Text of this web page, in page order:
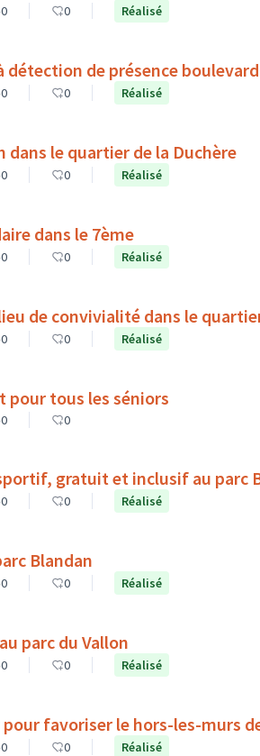
0 0 Réalisé
détection de présence
0 0 Réalisé
dans le quartier de la Duchère
0 0 Réalisé
dans le 7ème
0 0 Réalisé
de convivialité dans le
0 0 Réalisé
pour tous les séniors
0 0
gratuit et inclusif au parc
0 0 Réalisé
Blandan
0 0 Réalisé
parc du Vallon
0 0 Réalisé
favoriser le hors-les-murs
0 0 Réalisé